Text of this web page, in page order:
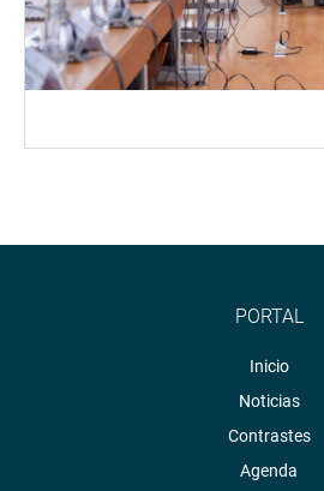
PORTAL
Inicio
Noticias
Contrastes
Agenda